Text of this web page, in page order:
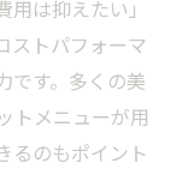
は抑えたい」
ストパフォーマ
です。多くの美
トメニューが用
るのもポイント